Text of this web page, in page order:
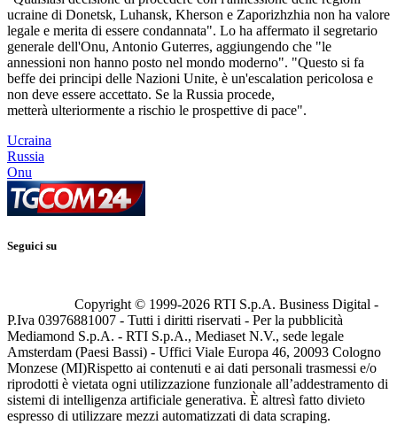
ucraine di Donetsk, Luhansk, Kherson e Zaporizhzhia non ha valore
legale e merita di essere condannata". Lo ha affermato il segretario
generale dell'Onu, Antonio Guterres, aggiungendo che "le
annessioni non hanno posto nel mondo moderno". "Questo si fa
beffe dei principi delle Nazioni Unite, è un'escalation pericolosa e
non deve essere accettato. Se la Russia procede,
metterà ulteriormente a rischio le prospettive di pace".
Ucraina
Russia
Onu
Seguici su
Copyright © 1999-2026 RTI S.p.A. Business Digital -
P.Iva 03976881007 - Tutti i diritti riservati - Per la pubblicità
Mediamond S.p.A. - RTI S.p.A., Mediaset N.V., sede legale
Amsterdam (Paesi Bassi) - Uffici Viale Europa 46, 20093 Cologno
Monzese (MI)Rispetto ai contenuti e ai dati personali trasmessi e/o
riprodotti è vietata ogni utilizzazione funzionale all’addestramento di
sistemi di intelligenza artificiale generativa. È altresì fatto divieto
espresso di utilizzare mezzi automatizzati di data scraping.